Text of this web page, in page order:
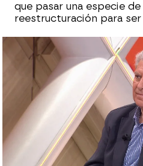
que pasar una especie
reestructuración para ser
Última hora crisis
Supremo imputa a
UCO a investigar su
Antena 3 Noticias
UCO entrando en
correo de Santos
La UCO entra en
correo de Santos
y el Ministerio de